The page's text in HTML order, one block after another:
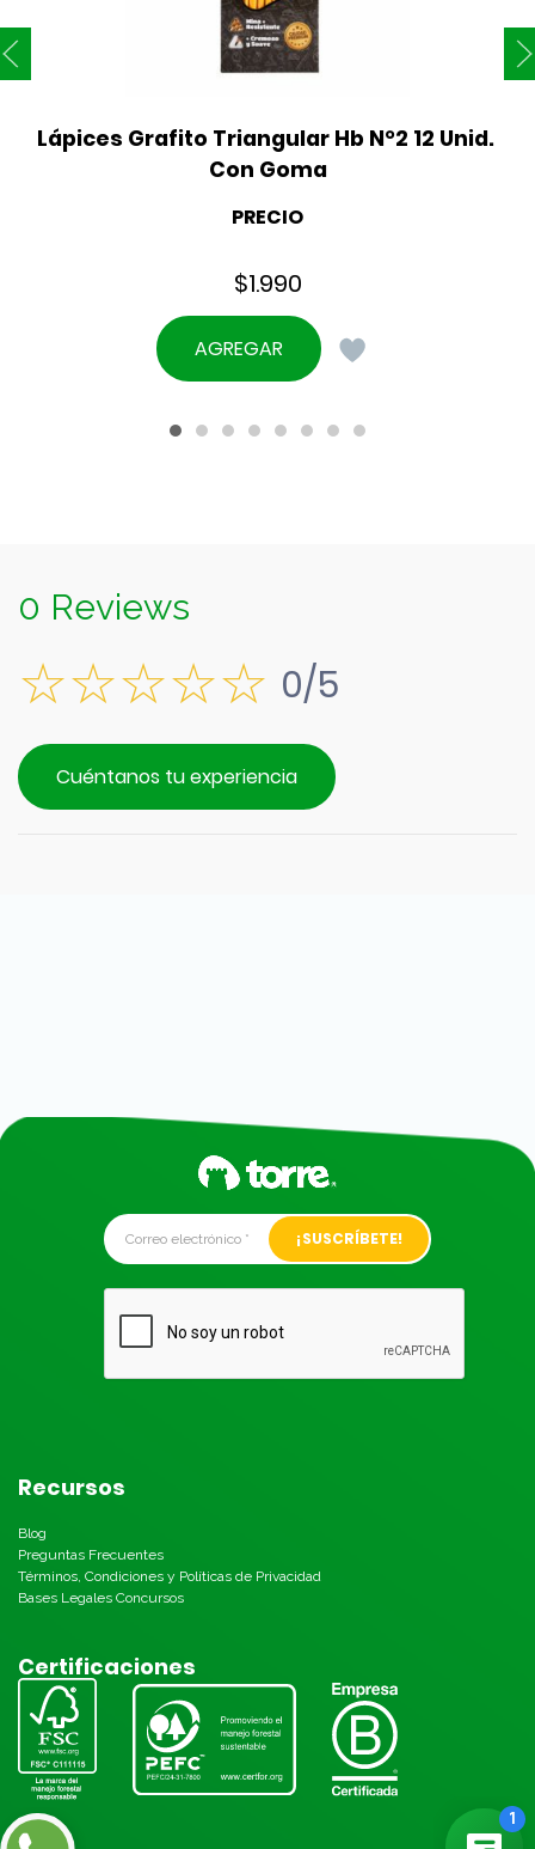
Lápices Grafito Triangular Hb N°2 12 Unid.
Con Goma
PRECIO
$1.990
AGREGAR
0 Reviews
0/5
Cuéntanos tu experiencia
Alternative:
Recursos
Blog
Preguntas Frecuentes
Términos, Condiciones y Políticas de Privacidad
Bases Legales Concursos
Certificaciones